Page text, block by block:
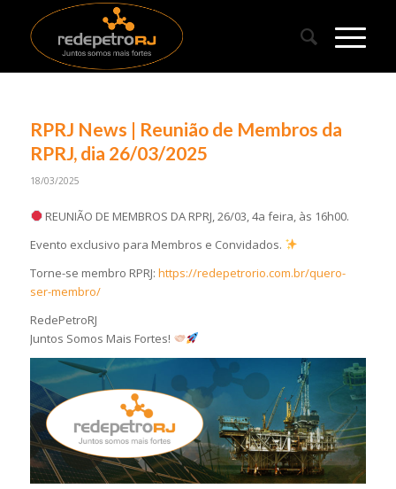
RPRJ News | Reunião de Membros da
RPRJ, dia 26/03/2025
18/03/2025
REUNIÃO DE MEMBROS DA RPRJ, 26/03, 4a feira, às 16h00.
Evento exclusivo para Membros e Convidados.
Torne-se membro RPRJ: https://redepetrorio.com.br/quero-
ser-membro/
RedePetroRJ
Juntos Somos Mais Fortes!